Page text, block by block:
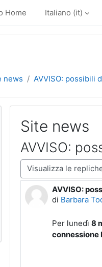
Home Italiano ‎(it)‎
news AVVISO: possibili
Site news
AVVISO:
Modalità
AVVISO:
di Barbara
Numero di
Per lunedì 8
connessione